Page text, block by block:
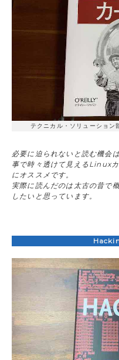
テクニカル・ソリューション
必要に迫られないと読む機会
事で時々透けて見えるLinux
にオススメです。
実際に読んだのは太古の昔で
したいと思っています。